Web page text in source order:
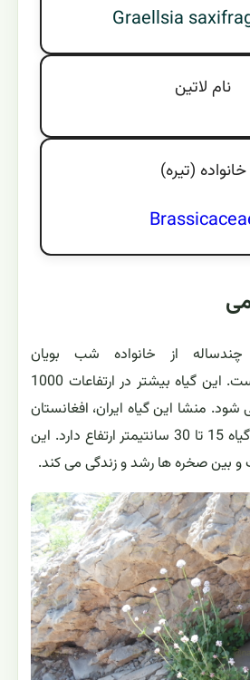
Graellsia
نام لاتين
خانواده (تيره)
از خانواده شب بویان
(BRASSICACEAE) است. این گیاه بیشتر در ارتفاعات 1000
می شود. منشا این گیاه ایران، افغانستان
و ترکیه می باشد. این گیاه 15 تا 30 سانتیمتر ارتفاع دارد. این
و بین صخره ها رشد و زندگی می کند.